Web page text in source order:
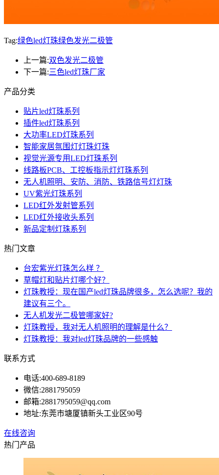
Tag:绿色led灯珠绿色发光二极管
上一篇:双色发光二极管
下一篇:三色led灯珠厂家
产品分类
贴片led灯珠系列
插件led灯珠系列
大功率LED灯珠系列
智能家居氛围灯灯珠灯珠
视觉光源专用LED灯珠系列
线路板PCB、工控板指示灯灯珠系列
无人机照明、安防、消防、铁路信号灯灯珠
UV紫光灯珠系列
LED红外发射管系列
LED红外接收头系列
新品定制灯珠系列
热门文章
台宏紫光灯珠怎么样 ？
草帽灯和贴片灯哪个好？
灯珠教授：现在国产led灯珠品牌很多，怎么选呢？我的
建议有三个。
无人机发光二极管哪家好?
灯珠教授，我对无人机照明的理解是什么？
灯珠教授：我对led灯珠品牌的一些感触
联系方式
电话:400-689-8189
微信:2881795059
邮箱:2881795059@qq.com
地址:东莞市塘厦镇新头工业区90号
在线咨询
热门产品